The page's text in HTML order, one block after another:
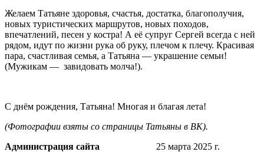
Желаем Татьяне здоровья, счастья, достатка, благополучия,
новых туристических маршрутов, новых походов,
впечатлений, песен у костра! А её супруг Сергей всегда с ней
рядом, идут по жизни рука об руку, плечом к плечу. Красивая
пара, счастливая семья, а Татьяна — украшение семьи!
(Мужикам — завидовать молча!).
С днём рождения, Татьяна! Многая и благая лета!
(Фотографии взяты со страницы Татьяны в ВК).
Администрация сайта
25 марта 2025 г.